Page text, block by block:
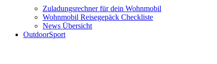
Zuladungsrechner für dein Wohnmobil
Wohnmobil Reisegepäck Checkliste
News Übersicht
OutdoorSport